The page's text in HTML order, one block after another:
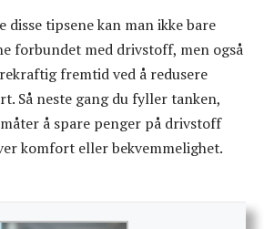
disse tipsene kan man ikke bare
forbundet med drivstoff, men også
fremtid ved å redusere
Så neste gang du fyller tanken,
å spare penger på drivstoff
komfort eller bekvemmelighet.